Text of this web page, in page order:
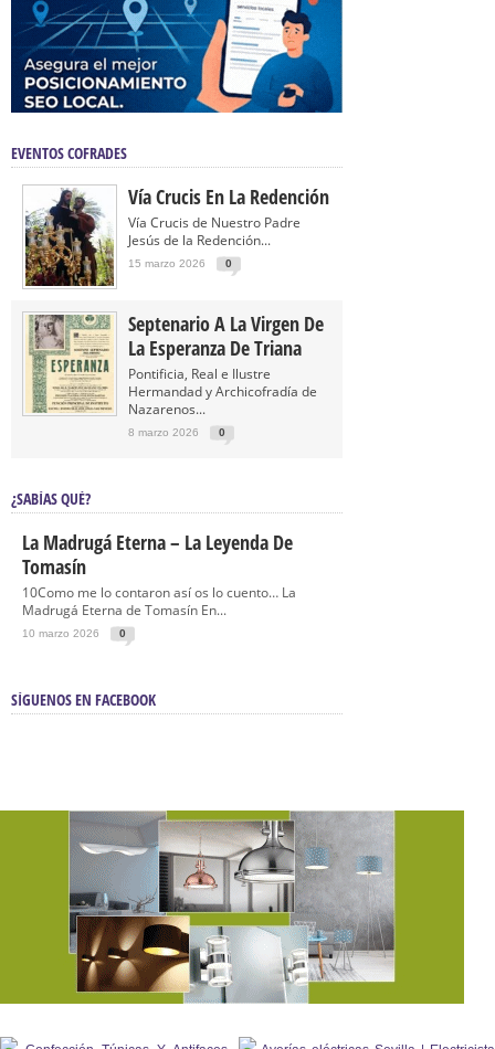
EVENTOS COFRADES
Vía Crucis En La Redención
Vía Crucis de Nuestro Padre
Jesús de la Redención...
15 marzo 2026 0
Septenario A La Virgen De
La Esperanza De Triana
Pontificia, Real e Ilustre
Hermandad y Archicofradía de
Nazarenos...
8 marzo 2026 0
¿SABÍAS QUÉ?
La Madrugá Eterna – La Leyenda De
Tomasín
10Como me lo contaron así os lo cuento… La
Madrugá Eterna de Tomasín En...
10 marzo 2026 0
SÍGUENOS EN FACEBOOK